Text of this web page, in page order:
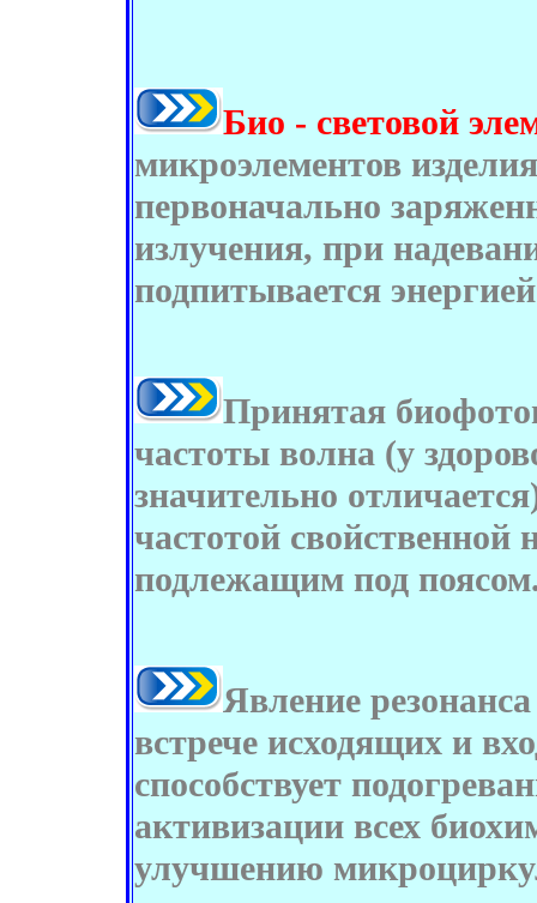
Био - световой
микроэлементов
первоначально
излучения, при
подпитывается
Принятая
частоты волна (у
значительно
частотой свойственной
подлежащим под
Явление
встрече исходящих и
способствует
активизации всех
улучшению